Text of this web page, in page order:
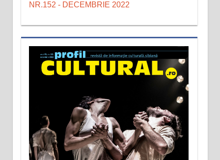
NR.152 - DECEMBRIE 2022